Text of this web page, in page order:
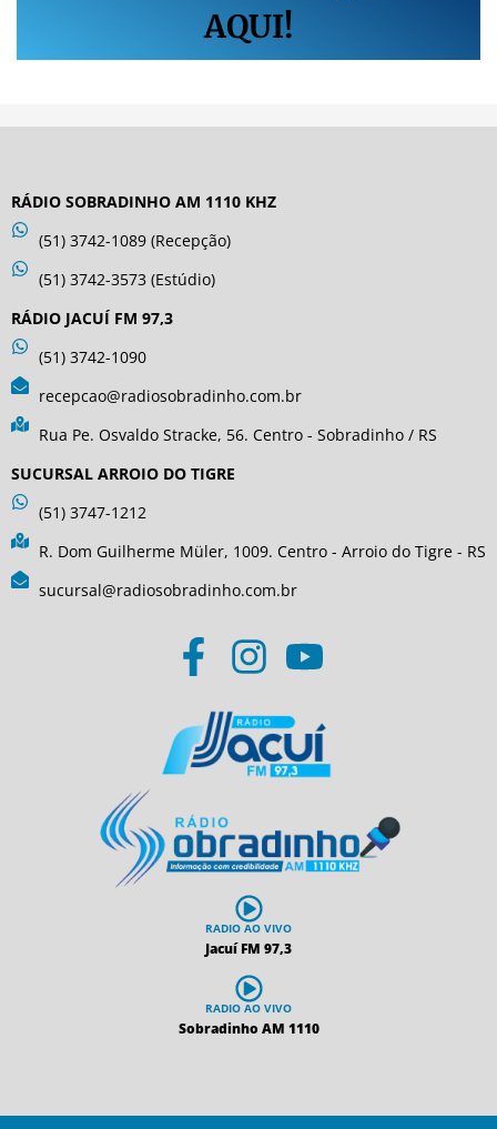
AQUI!
RÁDIO SOBRADINHO AM 1110 KHZ
(51) 3742-1089 (Recepção)
(51) 3742-3573 (Estúdio)
RÁDIO JACUÍ FM 97,3
(51) 3742-1090
recepcao@radiosobradinho.com.br
Rua Pe. Osvaldo Stracke, 56. Centro - Sobradinho / RS
SUCURSAL ARROIO DO TIGRE
(51) 3747-1212
R. Dom Guilherme Müler, 1009. Centro - Arroio do Tigre - RS
sucursal@radiosobradinho.com.br
RADIO AO VIVO
Jacuí FM 97,3
RADIO AO VIVO
Sobradinho AM 1110